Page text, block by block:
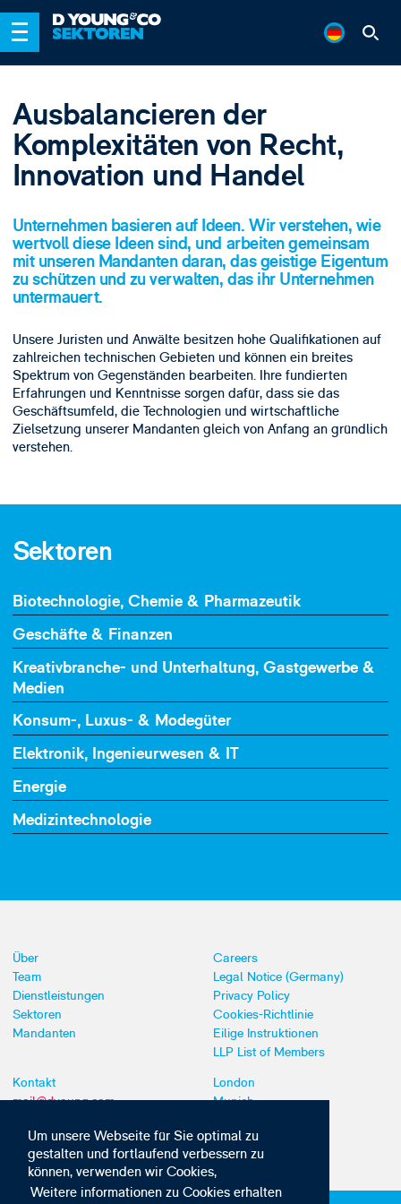
Um unsere Webseite für Sie optimal zu
gestalten und fortlaufend verbessern zu
können, verwenden wir Cookies,
Weitere informationen zu Cookies erhalten
Ausbalancieren der
Komplexitäten von Recht,
Innovation und Handel
Unternehmen basieren auf Ideen. Wir verstehen, wie
wertvoll diese Ideen sind, und arbeiten gemeinsam
mit unseren Mandanten daran, das geistige Eigentum
zu schützen und zu verwalten, das ihr Unternehmen
untermauert.
Unsere Juristen und Anwälte besitzen hohe Qualifikationen auf
zahlreichen technischen Gebieten und können ein breites
Spektrum von Gegenständen bearbeiten. Ihre fundierten
Erfahrungen und Kenntnisse sorgen dafür, dass sie das
Geschäftsumfeld, die Technologien und wirtschaftliche
Zielsetzung unserer Mandanten gleich von Anfang an gründlich
verstehen.
Sektoren
Biotechnologie, Chemie & Pharmazeutik
Geschäfte & Finanzen
Kreativbranche- und Unterhaltung, Gastgewerbe &
Medien
Konsum-, Luxus- & Modegüter
Elektronik, Ingenieurwesen & IT
Energie
Medizintechnologie
Über
Team
Dienstleistungen
Sektoren
Mandanten
Careers
Legal Notice (Germany)
Privacy Policy
Cookies-Richtlinie
Eilige Instruktionen
LLP List of Members
Kontakt
mail@dyoung.com
London
Munich